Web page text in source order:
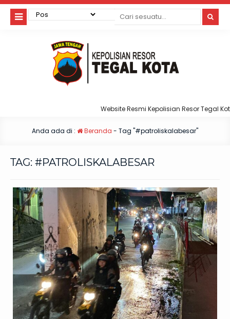
Website Resmi Kepolisian Resor Tegal Kota
Anda ada di : Beranda - Tag "#patroliskalabesar"
TAG: #PATROLISKALABESAR